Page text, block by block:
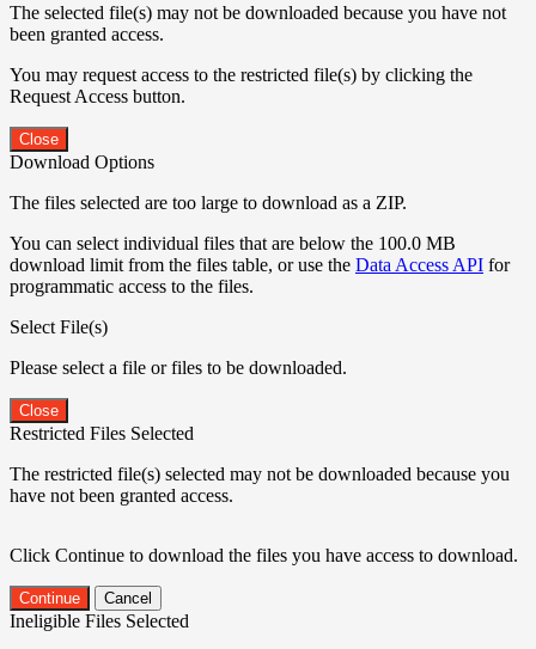
The selected file(s) may not be downloaded because you have not
been granted access.
You may request access to the restricted file(s) by clicking the
Request Access button.
Close
Download Options
The files selected are too large to download as a ZIP.
You can select individual files that are below the 100.0 MB
download limit from the files table, or use the Data Access API for
programmatic access to the files.
Select File(s)
Please select a file or files to be downloaded.
Close
Restricted Files Selected
The restricted file(s) selected may not be downloaded because you
have not been granted access.
Click Continue to download the files you have access to download.
Continue Cancel
Ineligible Files Selected